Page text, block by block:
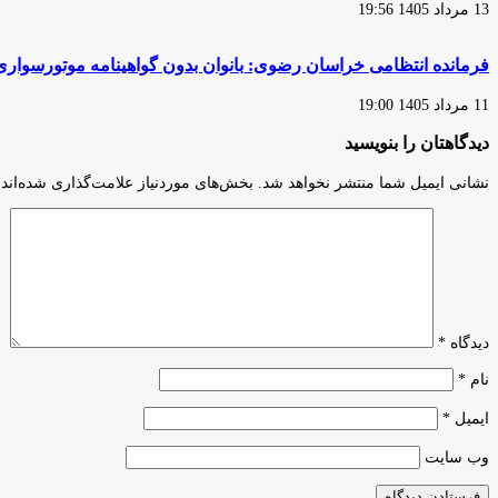
13 مرداد 1405 19:56
فرمانده انتظامی خراسان رضوی: بانوان بدون گواهینامه
11 مرداد 1405 19:00
دیدگاهتان را بنویسید
نشانی ایمیل شما منتشر نخواهد شد. بخش‌های موردنیاز علامت‌گذاری شده‌اند
دیدگاه *
نام *
ایمیل *
وب‌ سایت